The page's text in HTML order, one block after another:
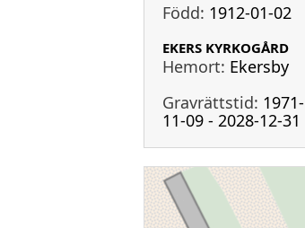
Född: 1912-01-02
EKERS KYRKOGÅRD
Hemort: Ekersby
Gravrättstid: 1971-
11-09 - 2028-12-31